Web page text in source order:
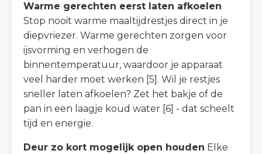
Warme gerechten eerst laten afkoelen
Stop nooit warme maaltijdrestjes direct in je
diepvriezer. Warme gerechten zorgen voor
ijsvorming en verhogen de
binnentemperatuur, waardoor je apparaat
veel harder moet werken [5]. Wil je restjes
sneller laten afkoelen? Zet het bakje of de
pan in een laagje koud water [6] - dat scheelt
tijd en energie.
Deur zo kort mogelijk open houden Elke